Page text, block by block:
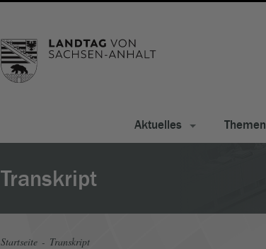
Aktuelles Themen
Transkript
Startseite Transkript